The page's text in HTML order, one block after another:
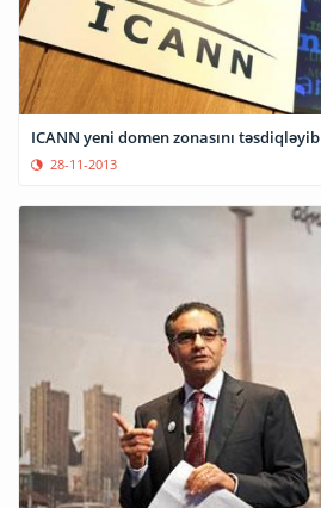
ICANN yeni domen zonasını təsdiqləyib
28-11-2013